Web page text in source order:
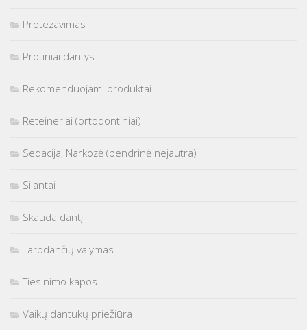
Protezavimas
Protiniai dantys
Rekomenduojami produktai
Reteineriai (ortodontiniai)
Sedacija, Narkozė (bendrinė nejautra)
Silantai
Skauda dantį
Tarpdančių valymas
Tiesinimo kapos
Vaikų dantukų priežiūra